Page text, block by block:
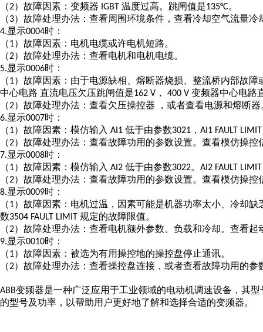
（2）故障因素：变频器 IGBT 温度过高。跳闸值是135°C。
（3）故障处理办法：查看周围环境条件，查看冷却空气流量
4.显示0004时：
（1）故障因素：电机电缆或许电机短路。
（2）故障处理办法：查看电机和电机电缆。
5.显示0006时：
（1）故障因素：由于电源缺相、熔断器烧损、整流桥内部故
中心电路 直流电压欠压跳闸值是162 V ， 400 V 变频器中心电路
（2）故障处理办法：查看欠压操控器 ，或者查看电源和熔断器
6.显示0007时：
（1）故障因素：模仿输入 AI1 低于由参数3021 ， AI1 FAULT
（2）故障处理办法：查看故障功用的参数设置。查看模仿操
7.显示0008时：
（1）故障因素：模仿输入 AI2 低于由参数3022。 AI2 FAULT
（2）故障处理办法：查看故障功用的参数设置。查看模仿操
8.显示0009时：
（1）故障因素：电机过温，因素可能是机器功率太小、冷却
数3504 FAULT LIMIT 规定的故障限值。
（2）故障处理办法：查看电机额外参数、负载和冷却。查看
9.显示0010时：
（1）故障因素：被选为有用操控地的操控盘停止通讯。
（2）故障处理办法：查看操控盘连接，或者查看故障功用的
ABB变频器是一种广泛应用于工业领域的电动机调速设备，其
的型号及功率，以帮助用户更好地了解和选择合适的变频器。